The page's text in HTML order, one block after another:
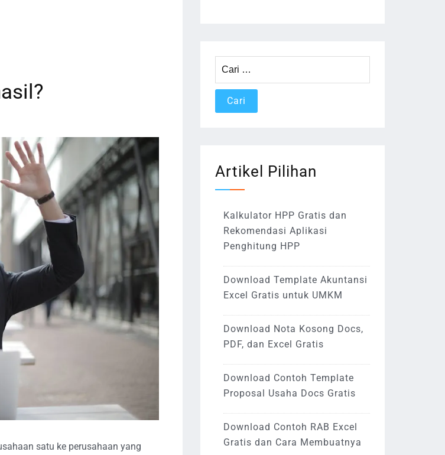
satu ke perusahaan yang
untuk:
Artikel Pilihan
Kalkulator HPP Gratis dan
Rekomendasi Aplikasi
Penghitung HPP
Download Template Akuntansi
Excel Gratis untuk UMKM
Download Nota Kosong Docs,
PDF, dan Excel Gratis
Download Contoh Template
Proposal Usaha Docs Gratis
Download Contoh RAB Excel
Gratis dan Cara Membuatnya